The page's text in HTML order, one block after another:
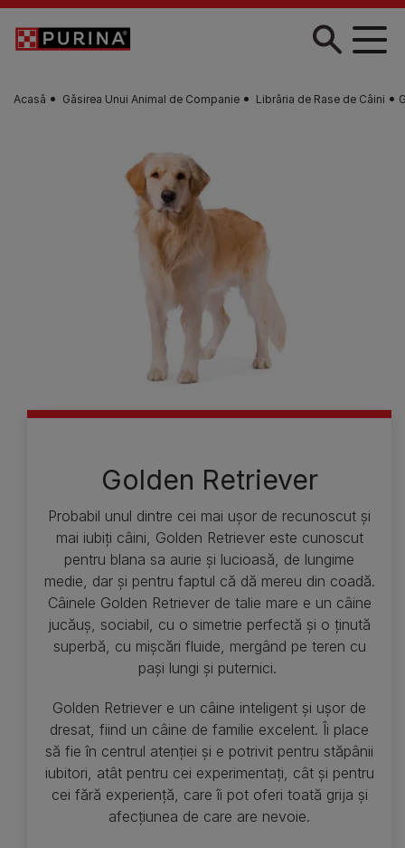
Skip to main content
Acasă Găsirea Unui Animal de Companie Librăria de Rase de Câini
Golden Retriever
Probabil unul dintre cei mai ușor de recunoscut și
mai iubiți câini, Golden Retriever este cunoscut
pentru blana sa aurie și lucioasă, de lungime
medie, dar și pentru faptul că dă mereu din coadă.
Câinele Golden Retriever de talie mare e un câine
jucăuș, sociabil, cu o simetrie perfectă și o ținută
superbă, cu mișcări fluide, mergând pe teren cu
pași lungi și puternici.
Golden Retriever e un câine inteligent și ușor de
dresat, fiind un câine de familie excelent. Îi place
să fie în centrul atenției și e potrivit pentru stăpânii
iubitori, atât pentru cei experimentați, cât și pentru
cei fără experiență, care îi pot oferi toată grija și
afecțiunea de care are nevoie.